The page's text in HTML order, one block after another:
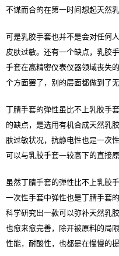
不谋而合的在第一时间想起天然
可是乳胶手套也并不是会对任何
皮肤过敏。还有一个缺点，乳胶
手套在高精密仪表仪器领域丧失
个方面罢了，别的层面都做到了
丁腈手套的弹性虽比不上乳胶手
的缺点，是选用有机合成天然乳
肤过敏状况，抗静电性也是一次
可以与乳胶手套一较高下的直接原
虽然丁腈手套的弹性比不上乳胶
一次性手套中弹性也是丁腈手套
科学研究出一款可以弥补天然乳
也愈来愈完善，除开被原料的局
性能，耐酸性，也都是在慢慢的提